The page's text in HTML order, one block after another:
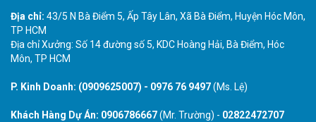
Địa chỉ: 43/5 N Bà Điểm 5, Ấp Tây Lân, Xã Bà Điểm, Huyện Hóc Môn,
TP HCM
Địa chỉ Xưởng: Số 14 đường số 5, KDC Hoàng Hải, Bà Điểm, Hóc
Môn, TP HCM
P. Kinh Doanh: (0909625007) - 0976 76 9497(Ms. Lệ)
Khách Hàng Dự Án: 0906786667(Mr. Trường) - 02822472707